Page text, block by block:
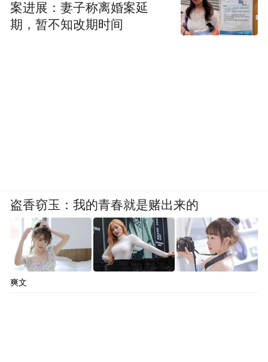
案进展：妻子称离婚案延
期，暂不知改期时间
盗香窃玉：我的青春就是赌出来的
爽文